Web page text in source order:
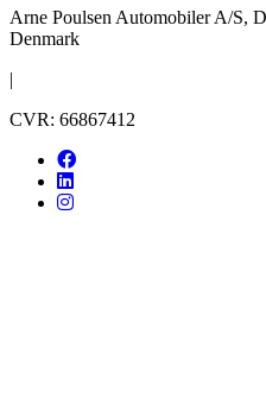
Arne Poulsen Automobiler A/S,
Denmark
|
CVR: 66867412